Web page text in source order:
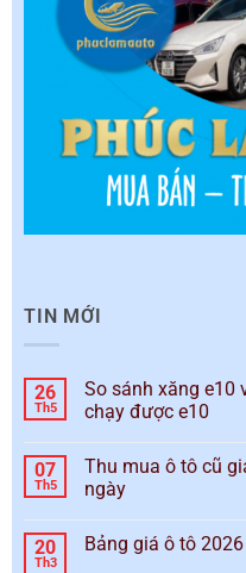
TIN MỚI
26
Th5
So sánh xăng e10
chạy được e10
07
Th5
Thu mua ô tô cũ
ngày
20
Th3
Bảng giá ô tô 2026